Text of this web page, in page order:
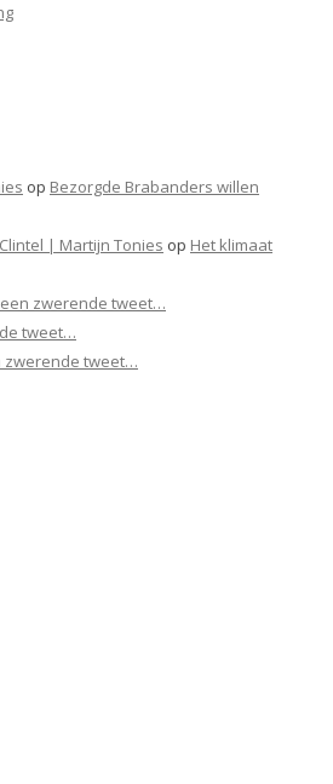
op Bezorgde Brabanders willen
| Martijn Tonies op Het klimaat
zwerende tweet…
tweet…
zwerende tweet…